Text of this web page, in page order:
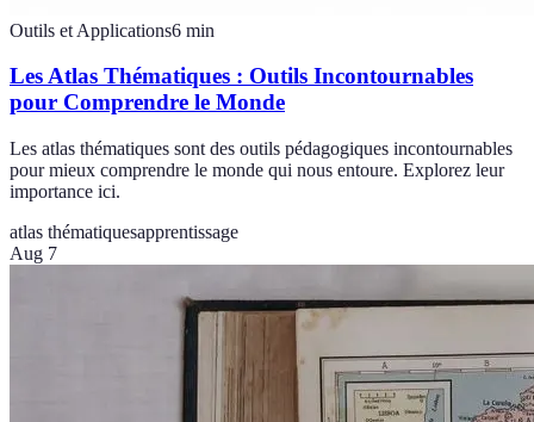
Outils et Applications6 min
Les Atlas Thématiques : Outils Incontournables
pour Comprendre le Monde
Les atlas thématiques sont des outils pédagogiques incontournables
pour mieux comprendre le monde qui nous entoure. Explorez leur
importance ici.
atlas thématiquesapprentissage
Aug 7